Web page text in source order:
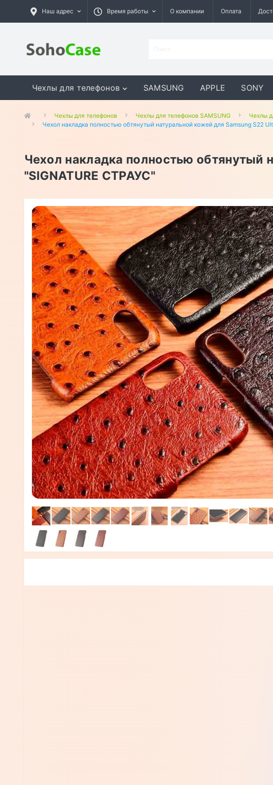
Наш адрес Время работы О компании Оплата
Чехлы для телефонов SAMSUNG APPLE SONY
GOOGLE MEIZU ASUS
Чехлы для телефонов Чехлы для телефонов SAMSUNG
Чехлы
Чехол накладка полностью обтянутый натуральной кожей для Samsung S22
Чехол накладка полностью обтянутый
"SIGNATURE СТРАУС"